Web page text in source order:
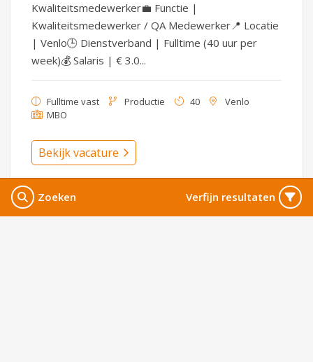
Kwaliteitsmedewerker💼 Functie |
Kwaliteitsmedewerker / QA Medewerker📍 Locatie
| Venlo🕒 Dienstverband | Fulltime (40 uur per
week)💰 Salaris | € 3.0...
Fulltime vast Productie 40
Venlo
MBO
Bekijk vacature
Zoeken Verfijn resultaten